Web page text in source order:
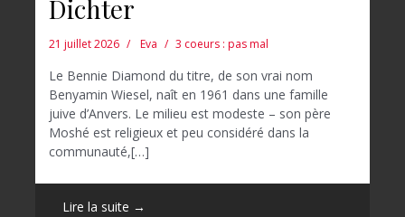
Dichter
21 juillet 2026 Eva 3 coeurs : pas mal
Le Bennie Diamond du titre, de son vrai nom
Benyamin Wiesel, naît en 1961 dans une famille
juive d’Anvers. Le milieu est modeste – son père
Moshé est religieux et peu considéré dans la
communauté,[…]
Lire la suite →